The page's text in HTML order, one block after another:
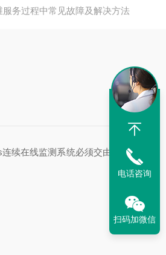
务过程中常见故障及解决方法
续在线监测系统必须交由有环
电话咨询
扫码加微信